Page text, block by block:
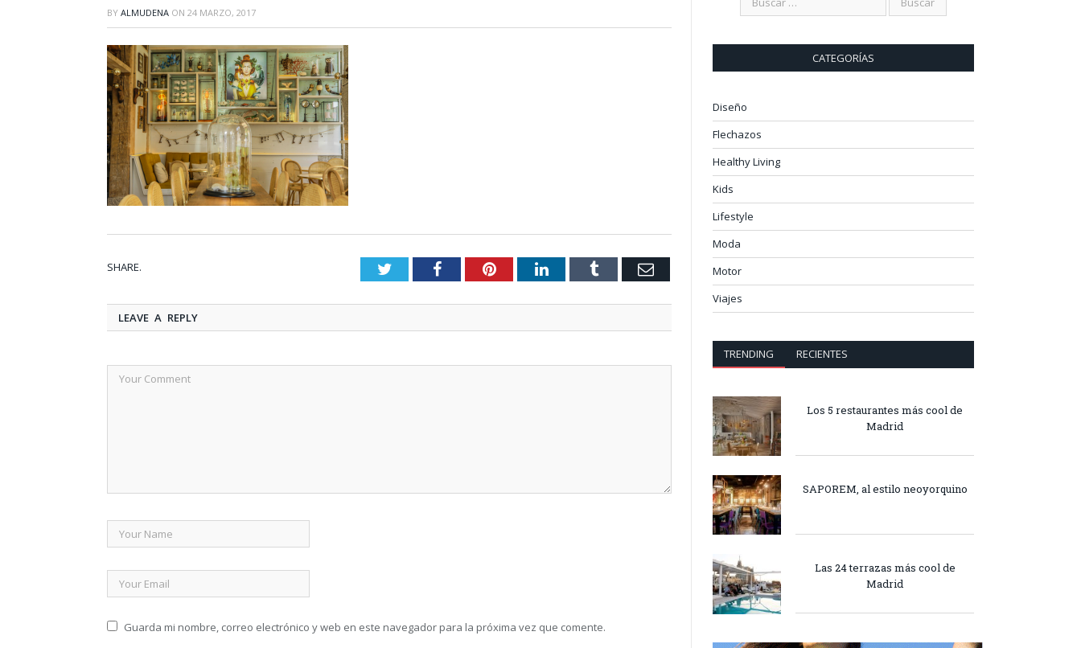
BY ALMUDENA ON 24 MARZO, 2017
SHARE. TwitterFacebookPinterestLinkedInTumblr Email
LEAVE A REPLY
Guarda mi nombre, correo electrónico y web en este navegador para la próxima vez que comente.
CATEGORÍAS
Diseño
Flechazos
Healthy Living
Kids
Lifestyle
Moda
Motor
Viajes
TRENDING RECIENTES
Los 5 restaurantes más cool de
Madrid
SAPOREM, al estilo neoyorquino
Las 24 terrazas más cool de
Madrid